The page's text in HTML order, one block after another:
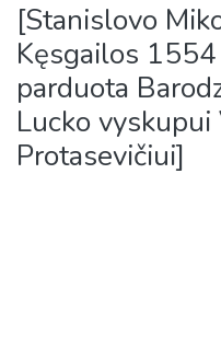
[Stanislovo
Kęsgailos
parduota
Lucko
Protasevičiui]